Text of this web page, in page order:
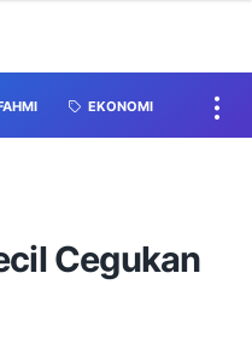
EKONOMI
Cegukan